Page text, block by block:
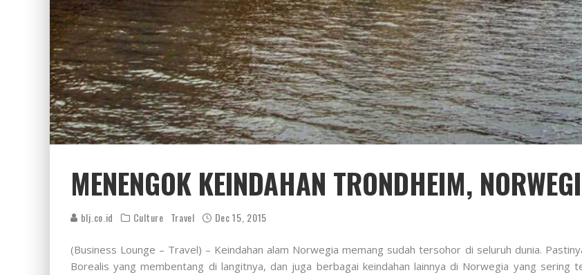
MENENGOK KEINDAHAN TRONDHEIM,
blj.co.id Culture Travel Dec 15, 2015
(Business Lounge – Travel) – Keindahan alam Norwegia memang sudah tersohor di seluruh dunia.
Borealis yang membentang di langitnya, dan juga berbagai keindahan lainnya di Norwegia yang sering